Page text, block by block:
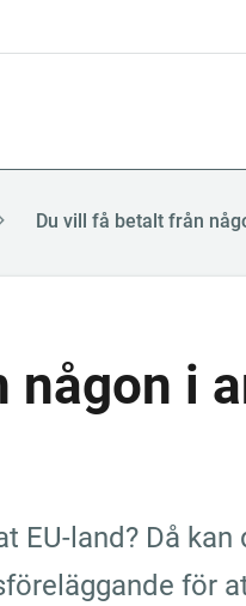
någon i
EU-land? Då kan
för